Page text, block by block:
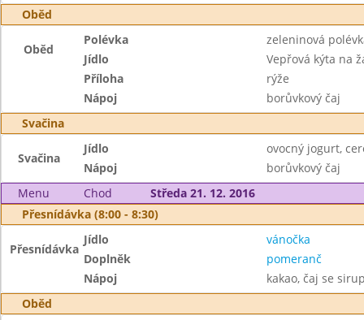
Oběd
Oběd
Polévka
zeleninová
Jídlo
Vepřová kýta na
Příloha
rýže
Nápoj
borůvkový čaj
Svačina
Svačina
Jídlo
ovocný jogurt,
Nápoj
borůvkový čaj
Menu
Chod
Středa 21. 12. 2016
Přesnídávka (8:00 - 8:30)
Přesnídávka
Jídlo
vánočka
Doplněk
pomeranč
Nápoj
kakao, čaj se
Oběd